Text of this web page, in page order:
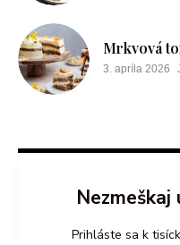
Mrkvová
3. apríla 2026
Nezmeškaj
Prihláste sa k